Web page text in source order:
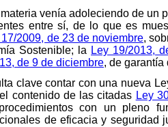
venía adoleciendo de
entre sí, de lo que es
17/2009, de 23 de noviembre,
Sostenible; la Ley 19/2013,
de 9 de diciembre, de garantía
clave contar con una nueva
contenido de las citadas Ley
con un pleno
de eficacia y